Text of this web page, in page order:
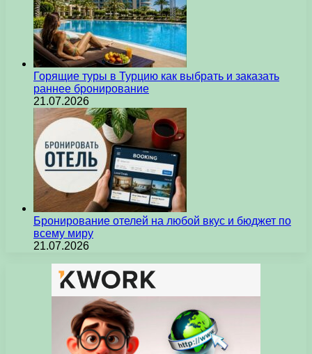
Горящие туры в Турцию как выбрать и заказать
раннее бронирование
21.07.2026
Бронирование отелей на любой вкус и бюджет по
всему миру
21.07.2026